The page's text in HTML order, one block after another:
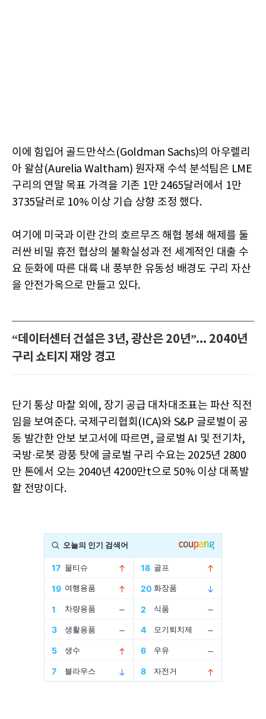
이에 힘입어 골드만삭스(Goldman Sachs)의 아우렐리
아 왈삼(Aurelia Waltham) 원자재 수석 분석팀은 LME
구리의 연말 목표 가격을 기존 1만 2465달러에서 1만
3735달러로 10% 이상 기습 상향 조정 했다.
여기에 미국과 이란 간의 호르무즈 해협 봉쇄 해제를 둘
러싼 비밀 휴전 협상의 불확실성과 전 세계적인 대출 수
요 둔화에 따른 대륙 내 풍부한 유동성 배경도 구리 자산
을 안전가옥으로 만들고 있다.
“데이터센터 건설은 3년, 광산은 20년”... 2040년
구리 쇼티지 재앙 경고
단기 통상 마찰 외에, 장기 공급 대차대조표는 파산 직전
임을 보여준다. 국제구리협회(ICA)와 S&P 글로벌이 공
동 발간한 안보 보고서에 따르면, 글로벌 AI 및 전기차,
국방·로봇 광풍 탓에 글로벌 구리 수요는 2025년 2800
만 톤에서 오는 2040년 4200만t으로 50% 이상 대폭발
할 전망이다.